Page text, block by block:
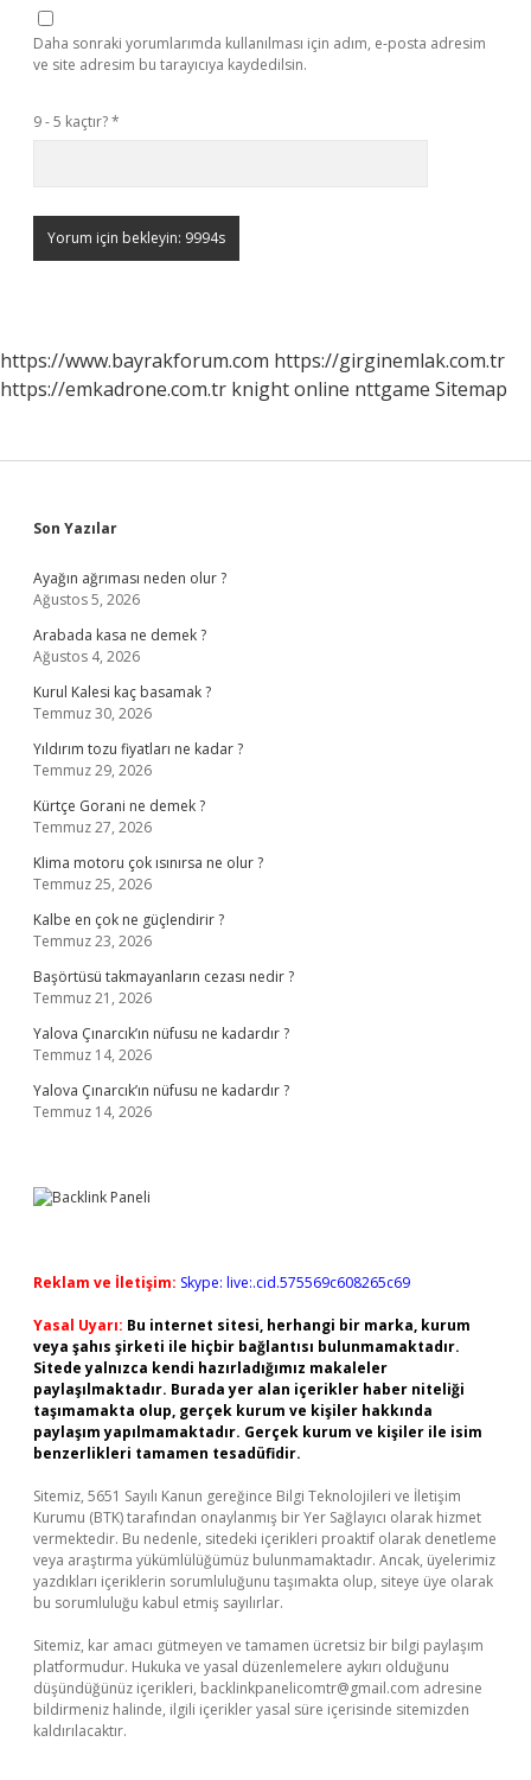
Daha sonraki yorumlarımda kullanılması için adım, e-posta adresim
ve site adresim bu tarayıcıya kaydedilsin.
9 - 5 kaçtır?*
https://www.bayrakforum.com https://girginemlak.com.tr
https://emkadrone.com.tr knight online nttgame Sitemap
Sidebar
Son Yazılar
Ayağın ağrıması neden olur ?
Ağustos 5, 2026
Arabada kasa ne demek ?
Ağustos 4, 2026
Kurul Kalesi kaç basamak ?
Temmuz 30, 2026
Yıldırım tozu fiyatları ne kadar ?
Temmuz 29, 2026
Kürtçe Gorani ne demek ?
Temmuz 27, 2026
Klima motoru çok ısınırsa ne olur ?
Temmuz 25, 2026
Kalbe en çok ne güçlendirir ?
Temmuz 23, 2026
Başörtüsü takmayanların cezası nedir ?
Temmuz 21, 2026
Yalova Çınarcık’ın nüfusu ne kadardır ?
Temmuz 14, 2026
Yalova Çınarcık’ın nüfusu ne kadardır ?
Temmuz 14, 2026
Reklam ve İletişim: Skype: live:.cid.575569c608265c69
Yasal Uyarı: Bu internet sitesi, herhangi bir marka, kurum
veya şahıs şirketi ile hiçbir bağlantısı bulunmamaktadır.
Sitede yalnızca kendi hazırladığımız makaleler
paylaşılmaktadır. Burada yer alan içerikler haber niteliği
taşımamakta olup, gerçek kurum ve kişiler hakkında
paylaşım yapılmamaktadır. Gerçek kurum ve kişiler ile isim
benzerlikleri tamamen tesadüfidir.
Sitemiz, 5651 Sayılı Kanun gereğince Bilgi Teknolojileri ve İletişim
Kurumu (BTK) tarafından onaylanmış bir Yer Sağlayıcı olarak hizmet
vermektedir. Bu nedenle, sitedeki içerikleri proaktif olarak denetleme
veya araştırma yükümlülüğümüz bulunmamaktadır. Ancak, üyelerimiz
yazdıkları içeriklerin sorumluluğunu taşımakta olup, siteye üye olarak
bu sorumluluğu kabul etmiş sayılırlar.
Sitemiz, kar amacı gütmeyen ve tamamen ücretsiz bir bilgi paylaşım
platformudur. Hukuka ve yasal düzenlemelere aykırı olduğunu
düşündüğünüz içerikleri, backlinkpanelicomtr@gmail.com adresine
bildirmeniz halinde, ilgili içerikler yasal süre içerisinde sitemizden
kaldırılacaktır.